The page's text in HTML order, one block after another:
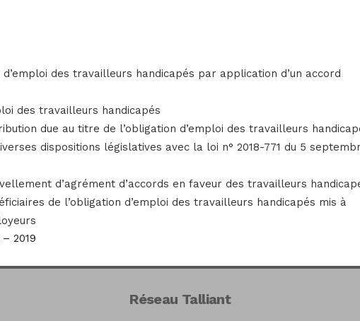
des travailleurs handicapés par application d’un accord
des travailleurs handicapés
due au titre de l’obligation d’emploi des travailleurs
dispositions législatives avec la loi n° 2018-771 du 5
d’agrément d’accords en faveur des travailleurs
de l’obligation d’emploi des travailleurs handicapés mis à
2019
Réseau Talliant